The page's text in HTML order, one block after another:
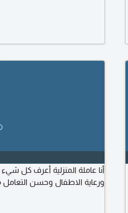
أنا عاملة المنزلية أعرف كل
ورعاية الاطفال وحسن